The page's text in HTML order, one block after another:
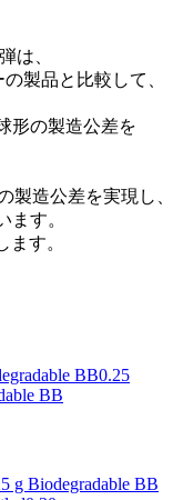
は、
製品と比較して、
形の製造公差を
製造公差を実現し、
ます。
ます。
BB0.25
BB
g Biodegradable BB